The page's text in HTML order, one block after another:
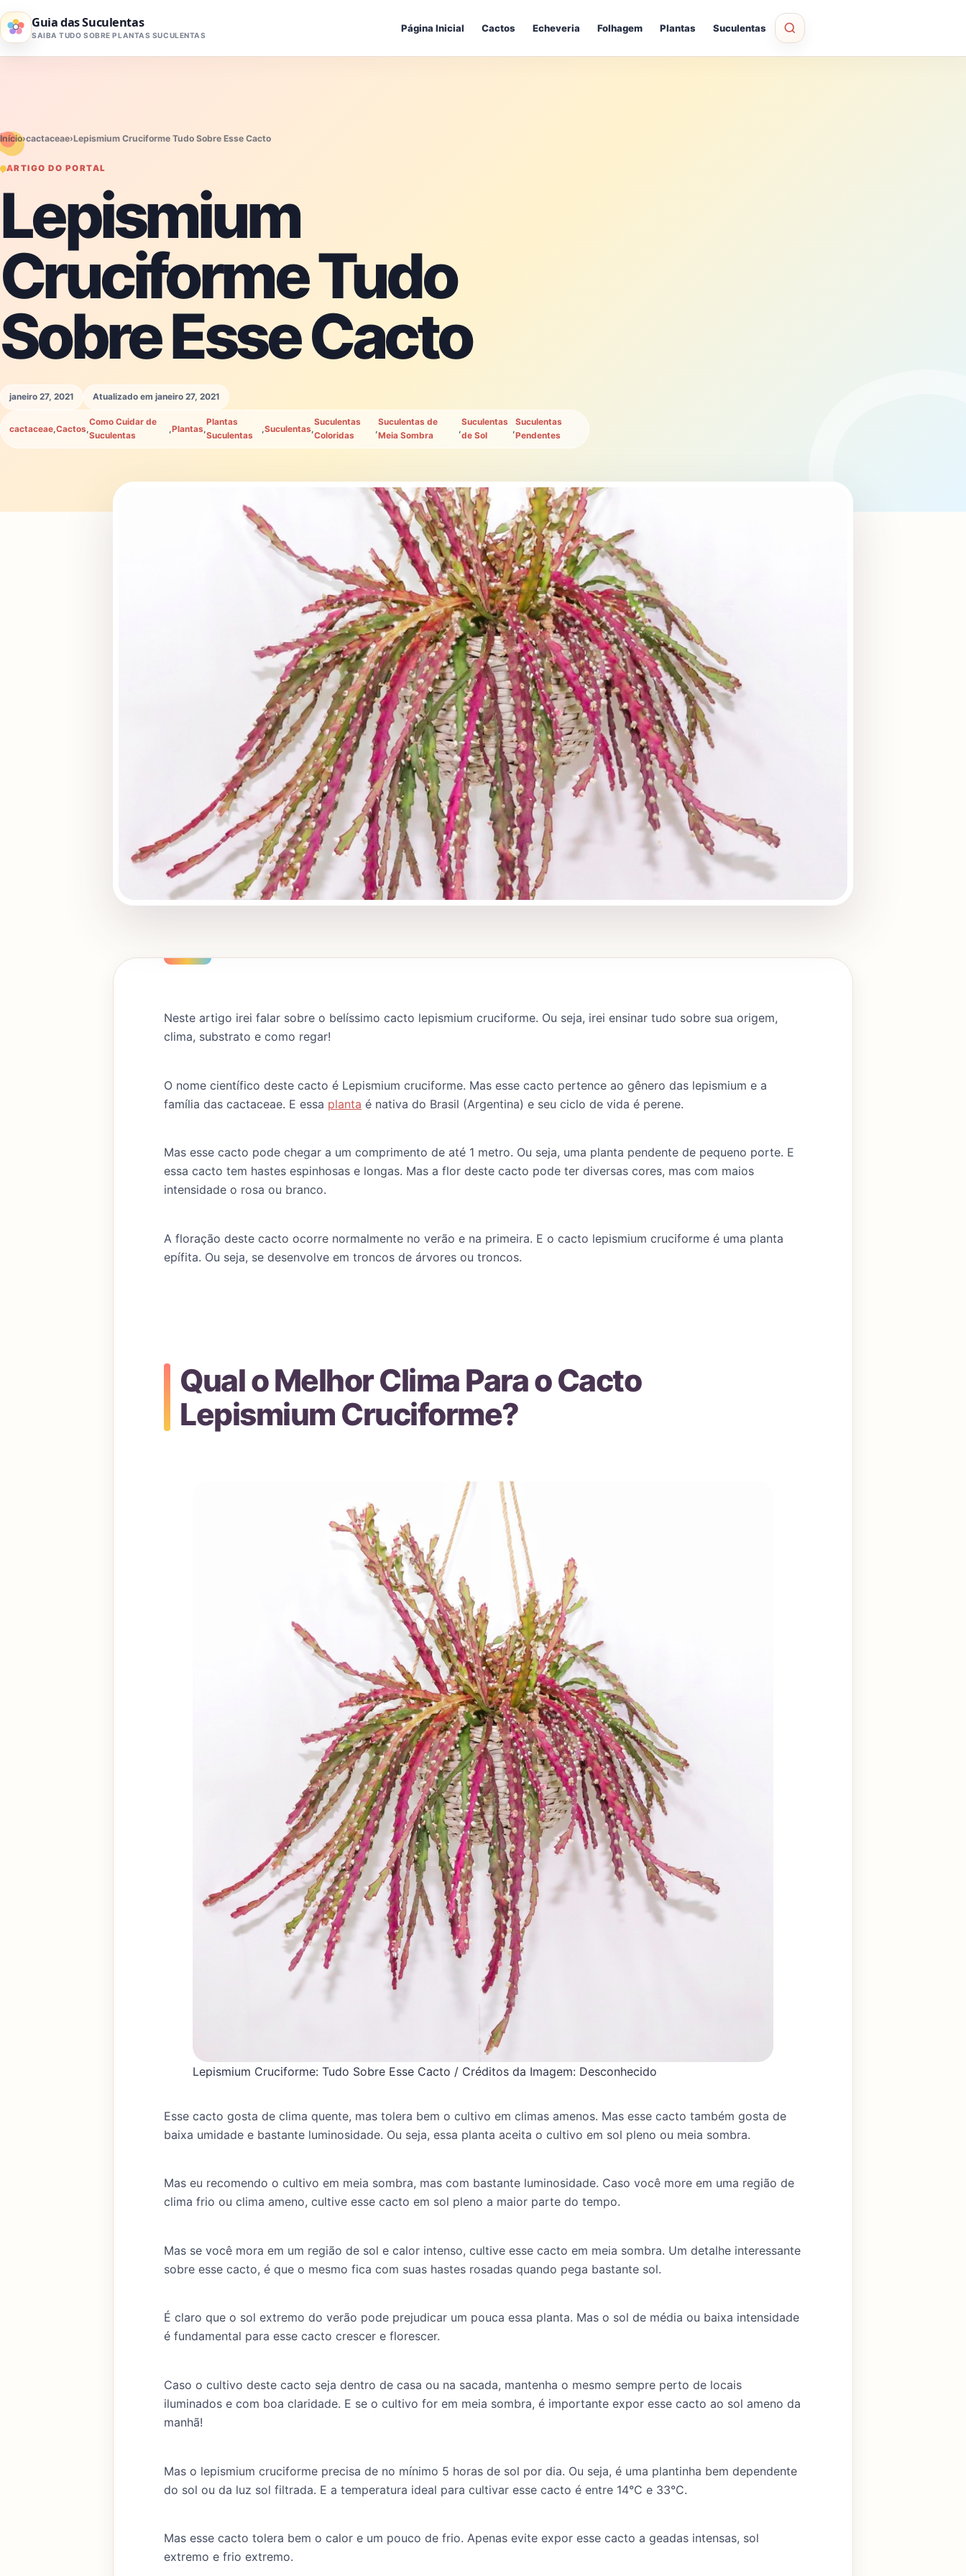
Pular para o conteúdo
Guia das Suculentas
SAIBA TUDO SOBRE PLANTAS SUCULENTAS
Página Inicial Cactos Echeveria Folhagem Plantas Suculentas
Início›cactaceae›Lepismium Cruciforme Tudo Sobre Esse Cacto
ARTIGO DO PORTAL
Lepismium
Cruciforme Tudo
Sobre Esse Cacto
janeiro 27, 2021 Atualizado em janeiro 27, 2021
cactaceae,Cactos,
Como Cuidar de
Suculentas
,Plantas,
Plantas
Suculentas
,Suculentas,
Suculentas
Coloridas
,
Suculentas de
Meia Sombra
,
Suculentas
de Sol
,
Suculentas
Pendentes
Neste artigo irei falar sobre o belíssimo cacto lepismium cruciforme. Ou seja, irei ensinar tudo sobre sua origem,
clima, substrato e como regar!
O nome científico deste cacto é Lepismium cruciforme. Mas esse cacto pertence ao gênero das lepismium e a
família das cactaceae. E essa planta é nativa do Brasil (Argentina) e seu ciclo de vida é perene.
Mas esse cacto pode chegar a um comprimento de até 1 metro. Ou seja, uma planta pendente de pequeno porte. E
essa cacto tem hastes espinhosas e longas. Mas a flor deste cacto pode ter diversas cores, mas com maios
intensidade o rosa ou branco.
A floração deste cacto ocorre normalmente no verão e na primeira. E o cacto lepismium cruciforme é uma planta
epífita. Ou seja, se desenvolve em troncos de árvores ou troncos.
Qual o Melhor Clima Para o Cacto
Lepismium Cruciforme?
Lepismium Cruciforme: Tudo Sobre Esse Cacto / Créditos da Imagem: Desconhecido
Esse cacto gosta de clima quente, mas tolera bem o cultivo em climas amenos. Mas esse cacto também gosta de
baixa umidade e bastante luminosidade. Ou seja, essa planta aceita o cultivo em sol pleno ou meia sombra.
Mas eu recomendo o cultivo em meia sombra, mas com bastante luminosidade. Caso você more em uma região de
clima frio ou clima ameno, cultive esse cacto em sol pleno a maior parte do tempo.
Mas se você mora em um região de sol e calor intenso, cultive esse cacto em meia sombra. Um detalhe interessante
sobre esse cacto, é que o mesmo fica com suas hastes rosadas quando pega bastante sol.
É claro que o sol extremo do verão pode prejudicar um pouca essa planta. Mas o sol de média ou baixa intensidade
é fundamental para esse cacto crescer e florescer.
Caso o cultivo deste cacto seja dentro de casa ou na sacada, mantenha o mesmo sempre perto de locais
iluminados e com boa claridade. E se o cultivo for em meia sombra, é importante expor esse cacto ao sol ameno da
manhã!
Mas o lepismium cruciforme precisa de no mínimo 5 horas de sol por dia. Ou seja, é uma plantinha bem dependente
do sol ou da luz sol filtrada. E a temperatura ideal para cultivar esse cacto é entre 14°C e 33°C.
Mas esse cacto tolera bem o calor e um pouco de frio. Apenas evite expor esse cacto a geadas intensas, sol
extremo e frio extremo.